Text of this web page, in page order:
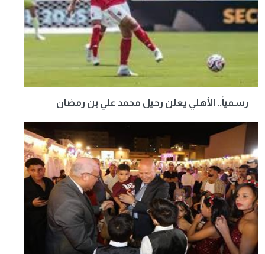
رسمياً.. الأهلي يعلن رحيل محمد علي بن رمضان